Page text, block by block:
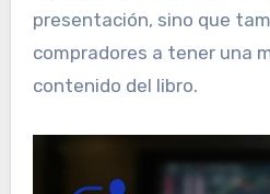
presentación, sino que
compradores a tener una
contenido del libro.